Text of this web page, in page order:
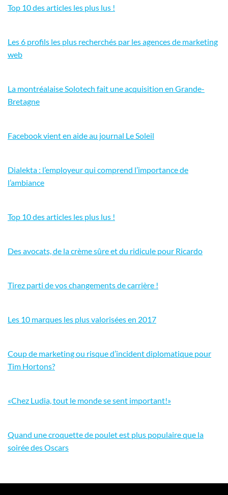
Top 10 des articles les plus lus !
Les 6 profils les plus recherchés par les agences de marketing
web
La montréalaise Solotech fait une acquisition en Grande-
Bretagne
Facebook vient en aide au journal Le Soleil
Dialekta : l’employeur qui comprend l’importance de
l’ambiance
Top 10 des articles les plus lus !
Des avocats, de la crème sûre et du ridicule pour Ricardo
Tirez parti de vos changements de carrière !
Les 10 marques les plus valorisées en 2017
Coup de marketing ou risque d’incident diplomatique pour
Tim Hortons?
«Chez Ludia, tout le monde se sent important!»
Quand une croquette de poulet est plus populaire que la
soirée des Oscars